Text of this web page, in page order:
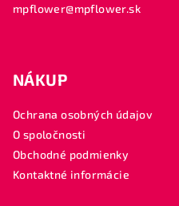
mpflower@mpflower.sk
NÁKUP
Ochrana osobných údajov
O spoločnosti
Obchodné podmienky
Kontaktné informácie